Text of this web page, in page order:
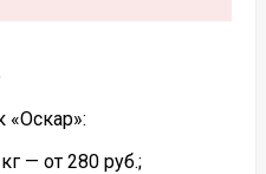
«Оскар»:
— от 280 руб.;